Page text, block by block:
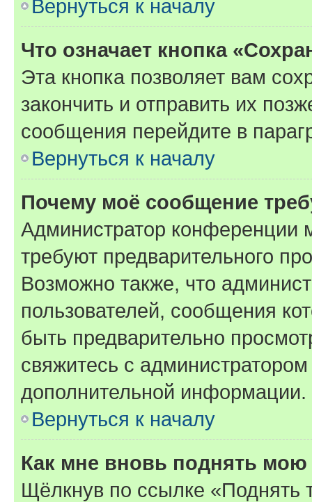
Вернуться к началу
Что означает кнопка
Эта кнопка позволяет вам
закончить и отправить их
сообщения перейдите в
Вернуться к началу
Почему моё сообщение
Администратор конференции
требуют предварительного
Возможно также, что
пользователей, сообщения
быть предварительно
свяжитесь с
дополнительной информации.
Вернуться к началу
Как мне вновь поднять мою
Щёлкнув по ссылке «Поднять